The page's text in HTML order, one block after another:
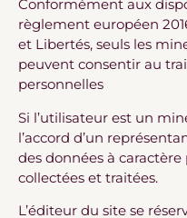
Conformément aux
règlement européen
et Libertés, seuls les
peuvent consentir au
personnelles
Si l’utilisateur est un
l’accord d’un
des données à
collectées et traitées.
L’éditeur du site se